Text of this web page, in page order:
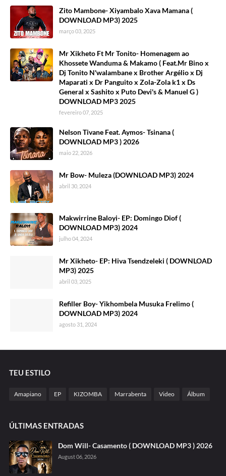
Zito Mambone- Xiyambalo Xava Mamana (
DOWNLOAD MP3) 2025
março 03, 2025
Mr Xikheto Ft Mr Tonito- Homenagem ao
Khossete Wanduma & Makamo ( Feat.Mr Bino x
Dj Tonito N'walambane x Brother Argélio x Dj
Maparati x Dr Panguito x Zola-Zola k1 x Ds
General x Sashito x Puto Devi's & Manuel G )
DOWNLOAD MP3 2025
fevereiro 07, 2025
Nelson Tivane Feat. Aymos- Tsinana (
DOWNLOAD MP3 ) 2026
maio 22, 2026
Mr Bow- Muleza (DOWNLOAD MP3) 2024
abril 30, 2024
Makwirrine Baloyi- EP: Domingo Diof (
DOWNLOAD MP3) 2024
julho 04, 2024
Mr Xikheto- EP: Hiva Tsendzeleki ( DOWNLOAD
MP3) 2025
abril 03, 2025
Refiller Boy- Yikhombela Musuka Frelimo (
DOWNLOAD MP3) 2024
agosto 31, 2024
TEU ESTILO
Amapiano EP KIZOMBA Marrabenta Video Álbum
ÚLTIMAS ENTRADAS
Dom Will- Casamento ( DOWNLOAD MP3 ) 2026
August 06, 2026